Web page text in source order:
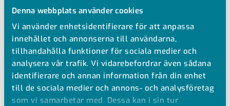
Denna webbplats använder cookies
Vi använder enhetsidentifierare för att anpassa
innehållet och annonserna till användarna,
tillhandahålla funktioner för sociala medier och
analysera vår trafik. Vi vidarebefordrar även sådana
identifierare och annan information från din enhet
till de sociala medier och annons- och analysföretag
som vi samarbetar med. Dessa kan i sin tur
KVV
PVC BÖJ 30°
PVC-U böj 30°
Muff i båda ändar